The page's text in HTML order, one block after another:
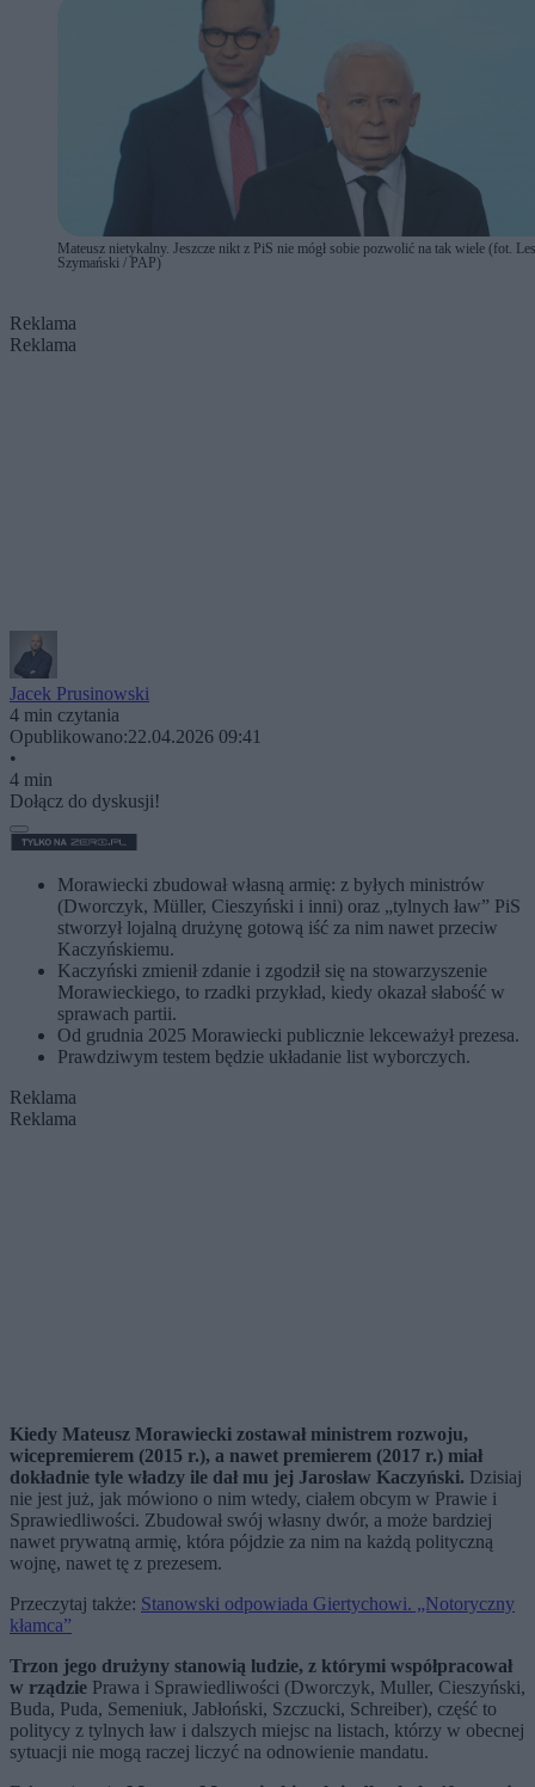
Mateusz nietykalny. Jeszcze nikt z PiS nie mógł sobie pozwolić na tak wiele (fot.
Szymański / PAP)
Reklama
Reklama
Jacek Prusinowski
4 min czytania
Opublikowano:22.04.2026 09:41
•
4 min
Dołącz do dyskusji!
Morawiecki zbudował własną armię: z byłych ministrów
(Dworczyk, Müller, Cieszyński i inni) oraz „tylnych ław” PiS
stworzył lojalną drużynę gotową iść za nim nawet przeciw
Kaczyńskiemu.
Kaczyński zmienił zdanie i zgodził się na stowarzyszenie
Morawieckiego, to rzadki przykład, kiedy okazał słabość w
sprawach partii.
Od grudnia 2025 Morawiecki publicznie lekceważył prezesa.
Prawdziwym testem będzie układanie list wyborczych.
Reklama
Reklama
Kiedy Mateusz Morawiecki zostawał ministrem rozwoju,
wicepremierem (2015 r.), a nawet premierem (2017 r.) miał
dokładnie tyle władzy ile dał mu jej Jarosław Kaczyński. Dzisiaj
nie jest już, jak mówiono o nim wtedy, ciałem obcym w Prawie i
Sprawiedliwości. Zbudował swój własny dwór, a może bardziej
nawet prywatną armię, która pójdzie za nim na każdą polityczną
wojnę, nawet tę z prezesem.
Przeczytaj także: Stanowski odpowiada Giertychowi. „Notoryczny
kłamca”
Trzon jego drużyny stanowią ludzie, z którymi współpracował
w rządzie Prawa i Sprawiedliwości (Dworczyk, Muller, Cieszyński,
Buda, Puda, Semeniuk, Jabłoński, Szczucki, Schreiber), część to
politycy z tylnych ław i dalszych miejsc na listach, którzy w obecnej
sytuacji nie mogą raczej liczyć na odnowienie mandatu.